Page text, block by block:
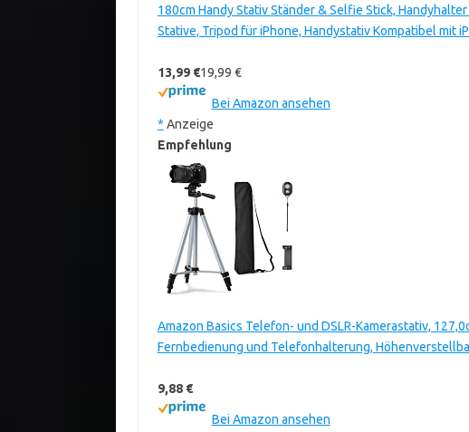
180cm Handy Stativ Ständer & Selfie Stick,
Stative, Tripod für iPhone, Handystativ Kompatibel mit
13,99 €19,99 €
Bei Amazon ansehen
* Anzeige
Empfehlung
Amazon Basics Telefon- und DSLR-Kamerastativ,
Fernbedienung und Telefonhalterung,
9,88 €
Bei Amazon ansehen